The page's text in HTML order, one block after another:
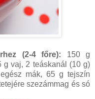
(2-4 főre): 150 g
g vaj, 2 teáskanál (10 g)
mák, 65 g tejszín
szezámmag és só